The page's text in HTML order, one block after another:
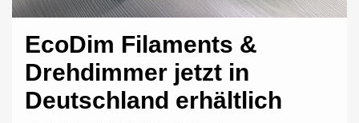
EcoDim Filaments &
Drehdimmer jetzt in
Deutschland erhältlich